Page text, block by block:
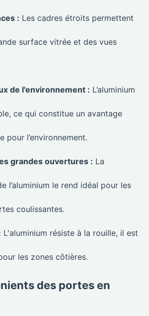
: Les cadres étroits permettent
surface vitrée et des vues
de l'environnement : L’aluminium
ce qui constitue un avantage
pour l’environnement.
grandes ouvertures : La
l’aluminium le rend idéal pour les
coulissantes.
L'aluminium résiste à la rouille, il est
les zones côtières.
des portes en